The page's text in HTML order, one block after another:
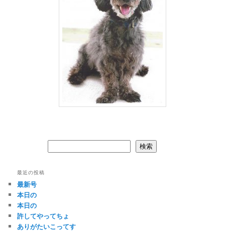
検索
最近の投稿
最新号
本日の
本日の
許してやってちょ
ありがたいこってす